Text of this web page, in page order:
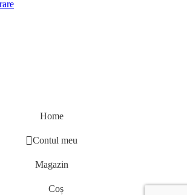
Home
Contul meu
Magazin
Coș